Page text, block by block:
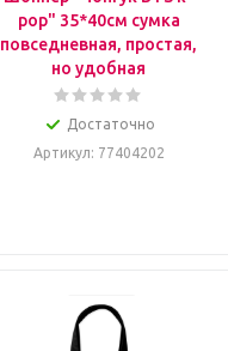
pop" 35*40см сумка
повседневная, простая,
но удобная
Достаточно
Артикул: 77404202